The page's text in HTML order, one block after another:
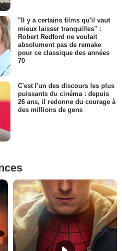
"Il y a certains films qu'il vaut
mieux laisser tranquilles" :
Robert Redford ne voulait
absolument pas de remake
pour ce classique des années
70
C'est l'un des discours les plus
puissants du cinéma : depuis
26 ans, il redonne du courage à
des millions de gens